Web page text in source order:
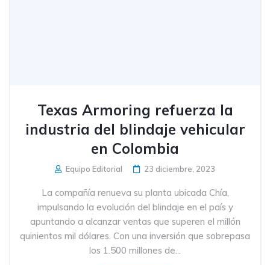
Texas Armoring refuerza la
industria del blindaje vehicular
en Colombia
Equipo Editorial 23 diciembre, 2023
La compañía renueva su planta ubicada Chía,
impulsando la evolución del blindaje en el país y
apuntando a alcanzar ventas que superen el millón
quinientos mil dólares. Con una inversión que sobrepasa
los 1.500 millones de...